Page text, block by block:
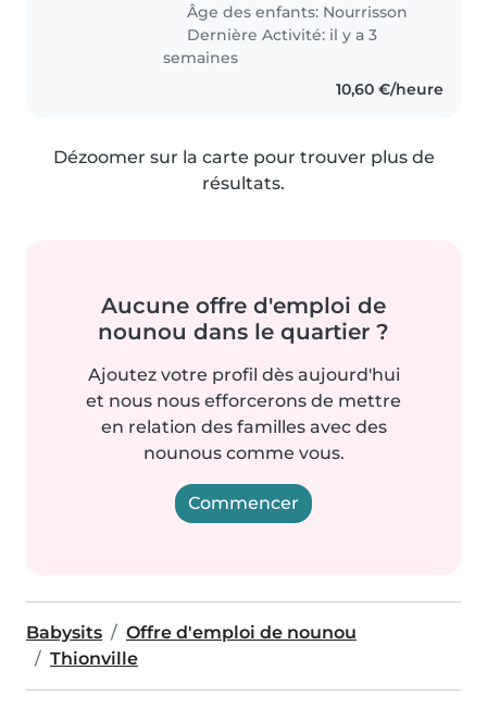
Âge des enfants: Nourrisson
Dernière Activité: il y a 3
semaines
10,60 €/heure
Dézoomer sur la carte pour trouver plus de
résultats.
Aucune offre d'emploi de
nounou dans le quartier ?
Ajoutez votre profil dès aujourd'hui
et nous nous efforcerons de mettre
en relation des familles avec des
nounous comme vous.
Commencer
Babysits
Offre d'emploi de nounou
Thionville